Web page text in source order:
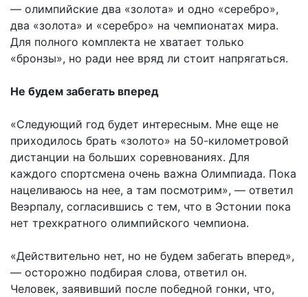
— олимпийские два «золота» и одно «серебро»,
два «золота» и «серебро» на чемпионатах мира.
Для полного комплекта не хватает только
«бронзы», но ради нее вряд ли стоит напрягаться.
Не будем забегать вперед
«Следующий год будет интересным. Мне еще не
приходилось брать «золото» на 50-километровой
дистанции на больших соревнованиях. Для
каждого спортсмена очень важна Олимпиада. Пока
нацеливаюсь на нее, а там посмотрим», — ответил
Веэрпалу, согласившись с тем, что в Эстонии пока
нет трехкратного олимпийского чемпиона.
«Действительно нет, но не будем забегать вперед»,
— осторожно подбирая слова, ответил он.
Человек, заявивший после победной гонки, что,